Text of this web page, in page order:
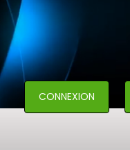
CONNEXION